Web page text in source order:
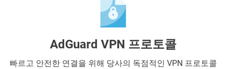
AdGuard VPN 프로토콜
빠르고 안전한 연결을 위해 당사의 독점적인 VPN 프로토콜